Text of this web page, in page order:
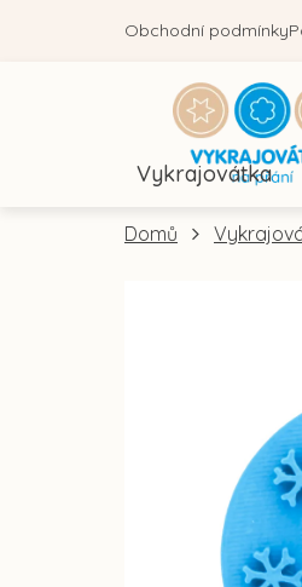
Obchodní podmínky
Vykrajovátka
Domů